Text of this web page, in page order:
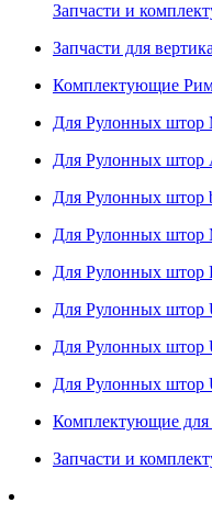
Запчасти и
Запчасти для
Комплектующие
Для Рулонных штор
Для Рулонных штор
Для Рулонных штор
Для Рулонных штор
Для Рулонных штор
Для Рулонных
Для Рулонных штор
Для Рулонных штор
Комплектующие
Запчасти и